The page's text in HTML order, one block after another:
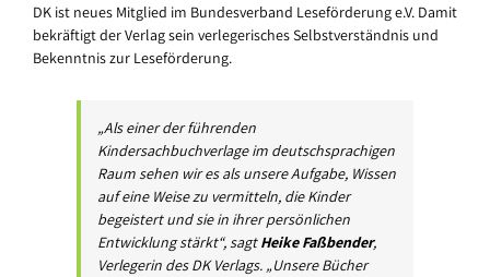
DK ist neues Mitglied im Bundesverband Leseförderung e.V. Damit
bekräftigt der Verlag sein verlegerisches Selbstverständnis und
Bekenntnis zur Leseförderung.
„Als einer der führenden
Kindersachbuchverlage im deutschsprachigen
Raum sehen wir es als unsere Aufgabe, Wissen
auf eine Weise zu vermitteln, die Kinder
begeistert und sie in ihrer persönlichen
Entwicklung stärkt“, sagtHeike Faßbender,
Verlegerin des DK Verlags. „Unsere Bücher